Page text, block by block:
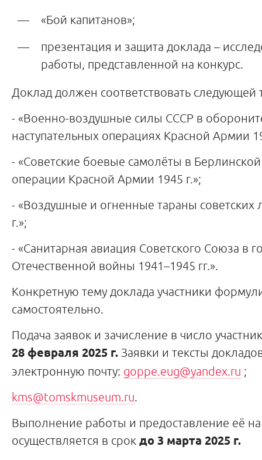
«Бой капитанов»;
презентация и защита доклада –
работы, представленной на конкурс.
Доклад должен соответствовать следующей
- «Военно-воздушные силы СССР в
наступательных операциях Красной Армии
- «Советские боевые самолёты в Берлинской
операции Красной Армии 1945 г.»;
- «Воздушные и огненные тараны советских
г.»;
- «Санитарная авиация Советского Союза в
Отечественной войны 1941–1945 гг.».
Конкретную тему доклада участники
самостоятельно.
Подача заявок и зачисление в число
28 февраля 2025 г. Заявки и тексты
электронную почту: goppe.eug@yandex.ru ;
kms@tomskmuseum.ru.
Выполнение работы и предоставление её на
осуществляется в срок до 3 марта 2025 г.